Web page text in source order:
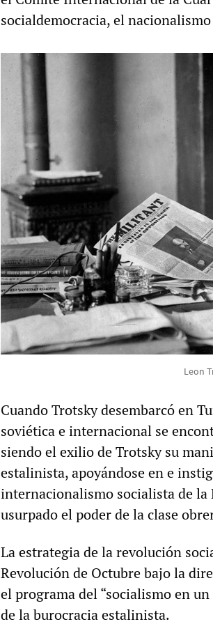
socialdemocracia, el
Leon
Cuando Trotsky desembarcó en
soviética e internacional se
siendo el exilio de Trotsky su
estalinista, apoyándose en e
internacionalismo socialista de la
usurpado el poder de la clase
La estrategia de la revolución
Revolución de Octubre bajo la
el programa del “socialismo en
de la burocracia estalinista.